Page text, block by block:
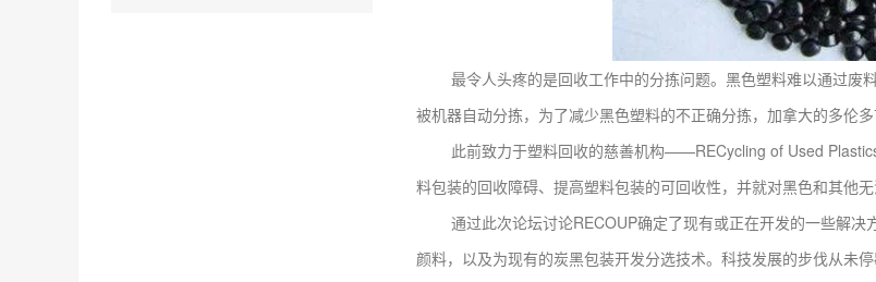
最令人头疼的是回收工作中的分拣问题。黑色塑料难以通过废
被机器自动分拣，为了减少黑色塑料的不正确分拣，加拿大的多伦
此前致力于塑料回收的慈善机构——RECycling of Used Plastics
料包装的回收障碍、提高塑料包装的可回收性，并就对黑色和其他
通过此次论坛讨论RECOUP确定了现有或正在开发的一些解决
颜料，以及为现有的炭黑包装开发分选技术。科技发展的步伐从未